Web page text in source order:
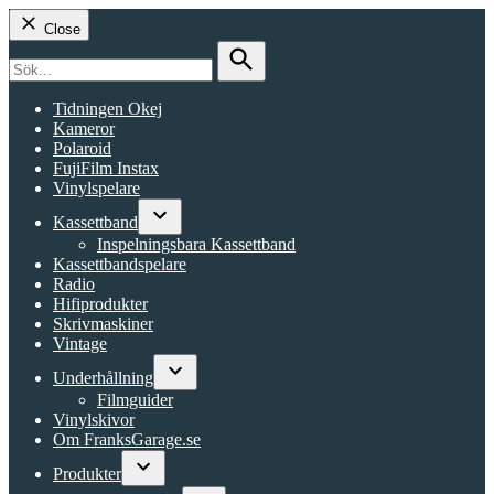
Close
for:
Search
Tidningen Okej
Kameror
Polaroid
FujiFilm Instax
Vinylspelare
Kassettband
Open
dropdown
menu
Inspelningsbara Kassettband
Kassettbandspelare
Radio
Hifiprodukter
Skrivmaskiner
Vintage
Underhållning
Open
Filmguider
Vinylskivor
Om FranksGarage.se
Produkter
Open